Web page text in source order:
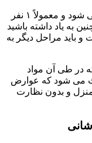
سم زدایی فوق سریع در چند ساعت انجام می شود و معمولاً ۱ نفر
به یاد داشته باشید
باید مراحل دیگر به
در طی آن مواد
می شود که عوارض
و بدون نظارت